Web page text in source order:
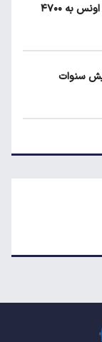
پیش‌بینی جدید از قیمت طلا؛ هر اونس به ۴۷۰۰
سنوات
سال
سهم هر خانوار